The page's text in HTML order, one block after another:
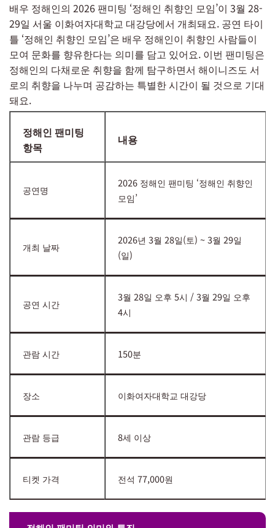
배우 정해인의 2026 팬미팅 ‘정해인 취향인 모임’이 3월 28-
29일 서울 이화여자대학교 대강당에서 개최돼요. 공연 타이
틀 ‘정해인 취향인 모임’은 배우 정해인이 취향인 사람들이
모여 문화를 향유한다는 의미를 담고 있어요. 이번 팬미팅은
정해인의 다채로운 취향을 함께 탐구하면서 해이니즈도 서
로의 취향을 나누며 공감하는 특별한 시간이 될 것으로 기대
돼요.
정해인 팬미팅
항목
내용
공연명
2026 정해인 팬미팅 ‘정해인 취향인
모임’
개최 날짜
2026년 3월 28일(토) ~ 3월 29일
(일)
공연 시간
3월 28일 오후 5시 / 3월 29일 오후
4시
관람 시간 150분
장소 이화여자대학교 대강당
관람 등급 8세 이상
티켓 가격 전석 77,000원